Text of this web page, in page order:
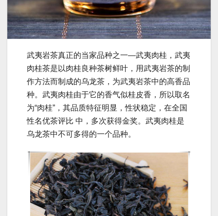
武夷岩茶真正的当家品种之一—武夷肉桂，武夷
肉桂茶是以肉桂良种茶树鲜叶，用武夷岩茶的制
作方法而制成的乌龙茶，为武夷岩茶中的高香品
种。武夷肉桂由于它的香气似桂皮香，所以取名
为“肉桂”，其品质特征明显，性状稳定，在全国
性名优茶评比 中，多次获得金奖。武夷肉桂是
乌龙茶中不可多得的一个品种。